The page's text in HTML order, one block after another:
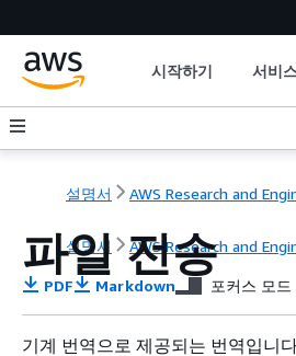
시작하기 서비
설명서 AWS Research and
설명서 AWS Research and
파일 전송
PDF Markdown 포커스 모드
기계 번역으로 제공되는 번역입니